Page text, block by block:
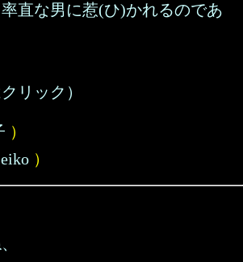
直な男に惹(ひ)かれるのであ
リック）
）
）